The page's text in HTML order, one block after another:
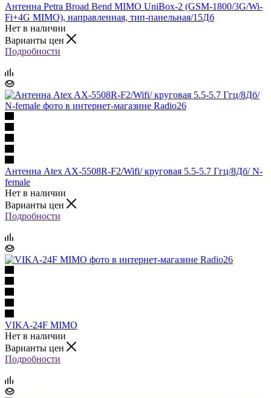
Антенна Petra Broad Bend MIMO UniBox-2 (GSM-1800/3G/Wi-
Fi+4G MIMO), направленная, тип-панельная/15Дб
Нет в наличии
Варианты цен
Подробности
Антенна Atex AX-5508R-F2/Wifi/ круговая 5.5-5.7 Ггц/8Дб/ N-
female
Нет в наличии
Варианты цен
Подробности
VIKA-24F MIMO
Нет в наличии
Варианты цен
Подробности